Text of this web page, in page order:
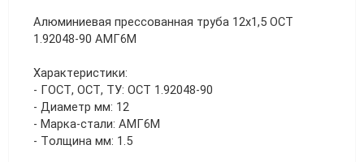
Алюминиевая прессованная труба 12х1,5 ОСТ
1.92048-90 АМГ6М
Характеристики:
- ГОСТ, ОСТ, ТУ: ОСТ 1.92048-90
- Диаметр мм: 12
- Марка-стали: АМГ6М
- Толщина мм: 1.5